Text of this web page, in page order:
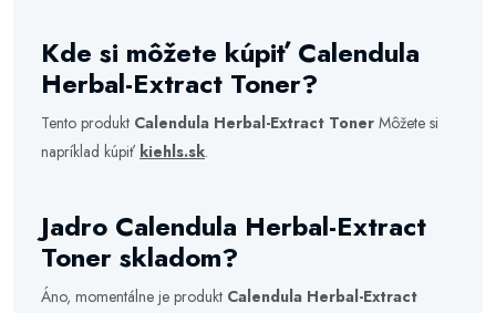
Kde si môžete kúpiť Calendula
Herbal-Extract Toner?
Tento produkt Calendula Herbal-Extract Toner Môžete si
napríklad kúpiť kiehls.sk.
Jadro Calendula Herbal-Extract
Toner skladom?
Áno, momentálne je produkt Calendula Herbal-Extract